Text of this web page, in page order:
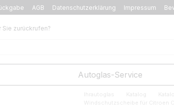
AGB Datenschutzerklärung Impressum
Sie zurückrufen?
Autoglas-Service
Ihrautoglas Katalog
Windschutzscheibe für Citroen